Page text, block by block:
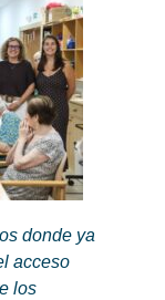
donde ya
acceso
los